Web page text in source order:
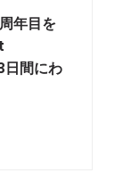
年目を
日間にわ